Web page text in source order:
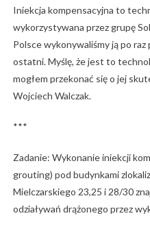
Iniekcja kompensacyjna to
wykorzystywana przez grupę
Polsce wykonywaliśmy ją po
ostatni. Myślę, że jest to
mogłem przekonać się o jej
Wojciech Walczak.
***
Zadanie: Wykonanie iniekcji
grouting) pod budynkami
Mielczarskiego 23,25 i 28/30
odziaływań drążonego przez